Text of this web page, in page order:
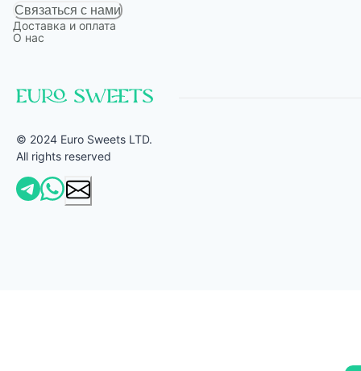
Связаться с нами
Доставка и оплата
О нас
© 2024 Euro Sweets LTD.
All rights reserved